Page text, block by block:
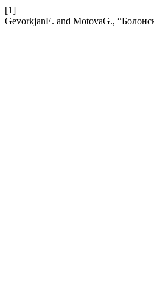
[1]
GevorkjanE. and MotovaG.,